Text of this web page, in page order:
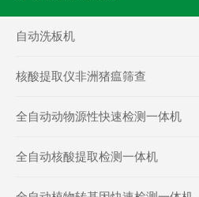
自动洗板机
核酸提取仪非洲猪瘟筛查
全自动动物源性快速检测一体机
全自动核酸提取检测一体机